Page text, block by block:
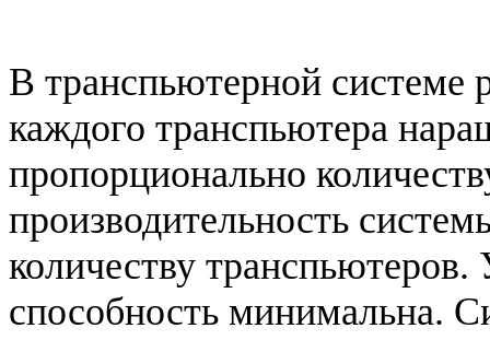
В транспьютерной системе
каждого транспьютера
пропорционально
производительность
количеству транспьютеров.
способность минимальна.